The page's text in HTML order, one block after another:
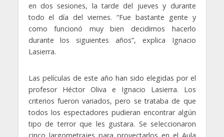
en dos sesiones, la tarde del jueves y durante
todo el día del viernes. “Fue bastante gente y
como funcionó muy bien decidimos hacerlo
durante los siguientes años”, explica Ignacio
Lasierra.
Las películas de este año han sido elegidas por el
profesor Héctor Oliva e Ignacio Lasierra. Los
criterios fueron variados, pero se trataba de que
todos los espectadores pudieran encontrar algún
tipo de terror que les gustara. Se seleccionaron